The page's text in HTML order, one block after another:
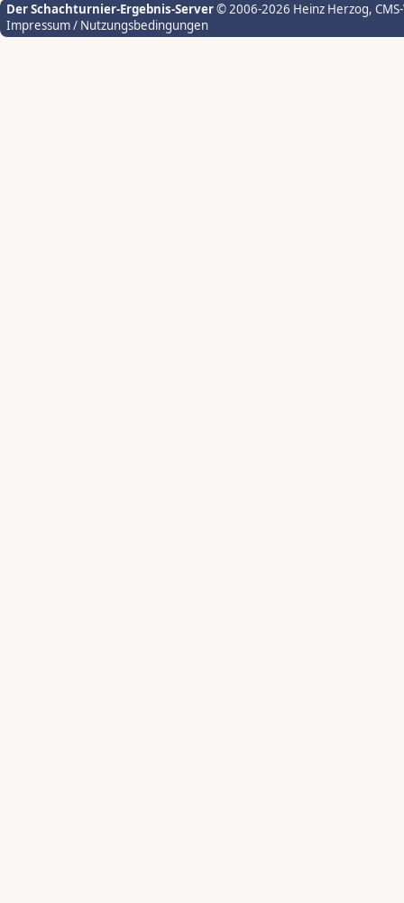
Der Schachturnier-Ergebnis-Server© 2006-2026 Heinz Herzog,
Impressum / Nutzungsbedingungen